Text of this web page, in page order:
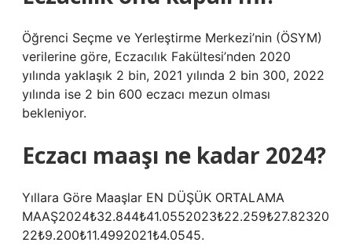
Öğrenci Seçme ve Yerleştirme Merkezi’nin (ÖSYM)
verilerine göre, Eczacılık Fakültesi’nden 2020
yılında yaklaşık 2 bin, 2021 yılında 2 bin 300, 2022
yılında ise 2 bin 600 eczacı mezun olması
bekleniyor.
Eczacı maaşı ne kadar 2024?
Yıllara Göre Maaşlar EN DÜŞÜK ORTALAMA
MAAŞ2024₺32.844₺41.0552023₺22.259₺27.82320
22₺9.200₺11.4992021₺4.0545.